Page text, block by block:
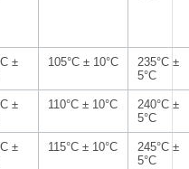
±
105°C ± 10°C
235°C ±
5°C
±
110°C ± 10°C
240°C ±
5°C
±
115°C ± 10°C
245°C ±
5°C